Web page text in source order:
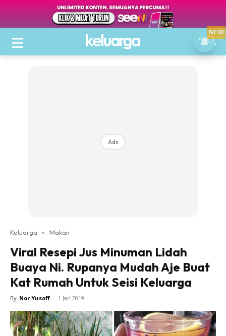
Ads
Keluarga » Makan
Viral Resepi Jus Minuman Lidah
Buaya Ni. Rupanya Mudah Aje Buat
Kat Rumah Untuk Seisi Keluarga
By Nor Yusoff - 1 Jan 2019
NEW